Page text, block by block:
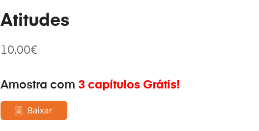
Atitudes
10.00€
Amostra com 3 capítulos Grátis!